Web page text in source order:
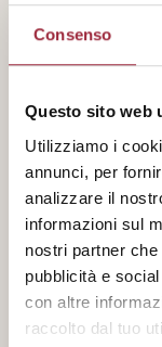
Consenso
Questo sito web
Utilizziamo i
annunci, per
analizzare il
informazioni sul
nostri partner
pubblicità e
con altre
raccolto dal tuo
CORPO:
INTESTITÀ:
Media
ORIGINE:
India